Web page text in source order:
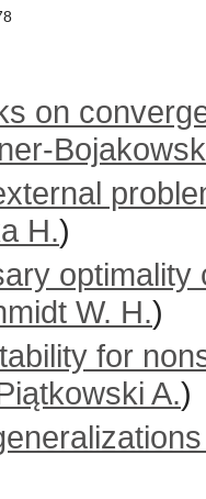
on
H.)
optimality
W. H.)
for
A.)